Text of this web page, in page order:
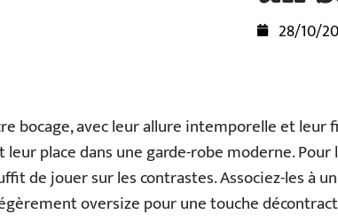
28/10/
bocage, avec leur allure intemporelle et leur
place dans une garde-robe moderne.
de jouer sur les contrastes. Associez-les à
oversize pour une touche